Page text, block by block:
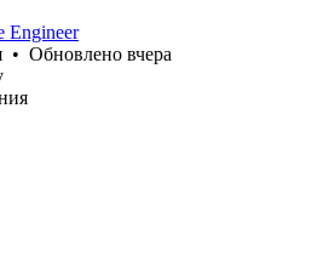
Engineer
• Обновлено вчера